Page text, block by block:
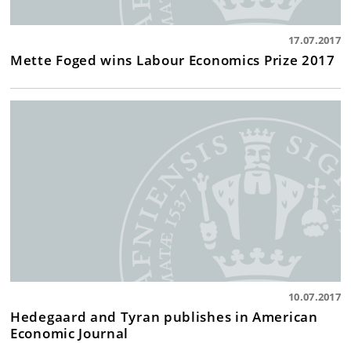
17.07.2017
Mette Foged wins Labour Economics Prize 2017
10.07.2017
Hedegaard and Tyran publishes in American
Economic Journal